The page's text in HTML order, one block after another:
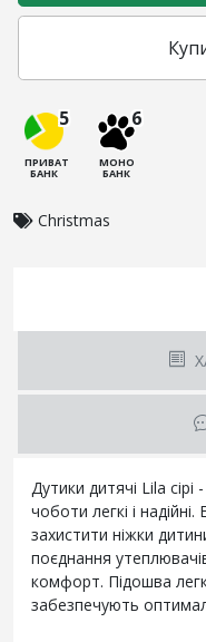
5
ПРИВАТ
БАНК
6
МОНО
БАНК
Christmas
Дутики дитячі Lila
чоботи легкі і
захистити ніжки
поєднання
комфорт. Підошва
забезпечують